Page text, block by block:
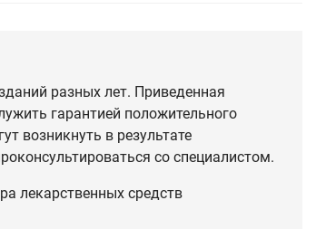
разных лет. Приведенная
гарантией положительного
возникнуть в результате
со специалистом.
лекарственных средств